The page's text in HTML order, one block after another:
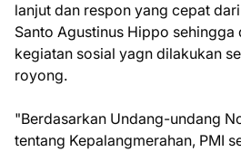
lanjut dan respon yang cepat
Santo Agustinus Hippo
kegiatan sosial yagn dilakukan
royong.
"Berdasarkan Undang-undang
tentang Kepalangmerahan, PMI